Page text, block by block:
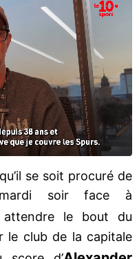
se soit procuré de
mardi soir face à
le bout du
le club de la capitale